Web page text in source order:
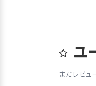
ユ
まだレビュ